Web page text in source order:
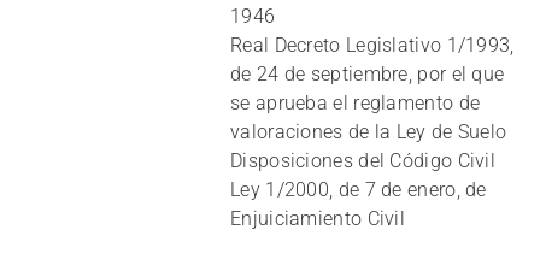
1946
Real Decreto Legislativo 1/1993,
de 24 de septiembre, por el que
se aprueba el reglamento de
valoraciones de la Ley de Suelo
Disposiciones del Código Civil
Ley 1/2000, de 7 de enero, de
Enjuiciamiento Civil